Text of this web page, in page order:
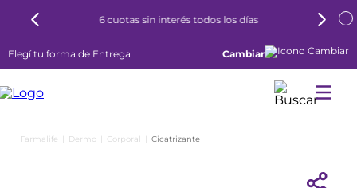
6 cuotas sin interés todos los días
Elegí tu forma de Entrega Cambiar
Dermo Corporal Cicatrizante